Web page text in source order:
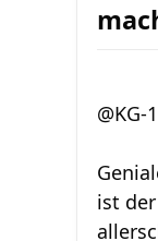
@KG-
ist